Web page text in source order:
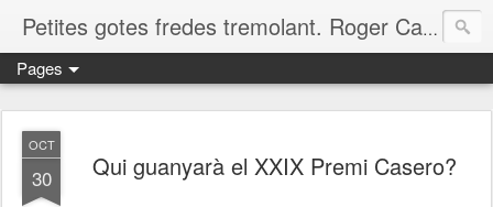
Petites gotes fredes tremolant. Roger Casero Gumbau. Girona
Pages
OCT
30 Qui guanyarà el XXIX Premi Casero?